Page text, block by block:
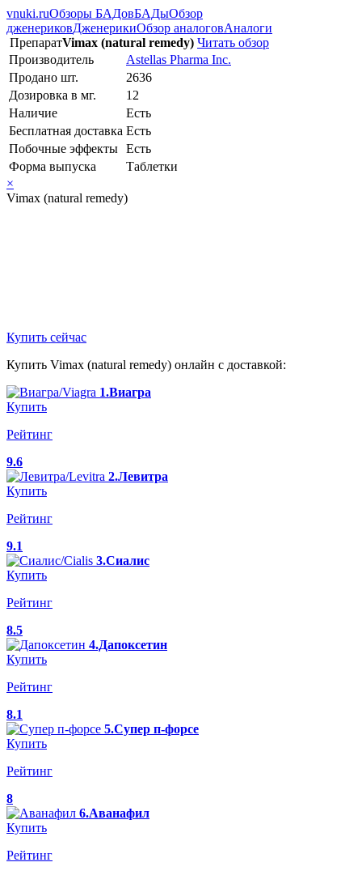
vnuki.ruОбзоры БАДовБАДыОбзор
дженериковДженерикиОбзор аналоговАналоги
ПрепаратVimax (natural remedy) Читать обзор
Производитель
Astellas Pharma Inc.
Продано шт.
2636
Дозировка в мг.
12
Наличие
Есть
Бесплатная доставка Есть
Побочные эффекты Есть
Форма выпуска
Таблетки
×
Vimax (natural remedy)
Купить сейчас
Купить Vimax (natural remedy) онлайн с доставкой:
1.Виагра
Купить
Рейтинг
9.6
2.Левитра
Купить
Рейтинг
9.1
3.Сиалис
Купить
Рейтинг
8.5
4.Дапоксетин
Купить
Рейтинг
8.1
5.Супер п-форсе
Купить
Рейтинг
8
6.Аванафил
Купить
Рейтинг